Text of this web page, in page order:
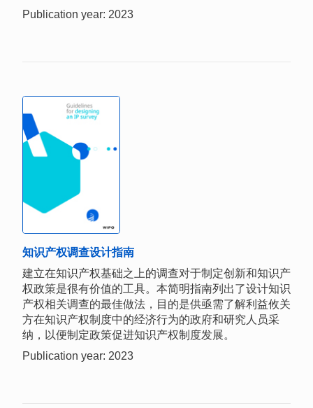
Publication year: 2023
知识产权调查设计指南
建立在知识产权基础之上的调查对于制定创新和知识产
权政策是很有价值的工具。本简明指南列出了设计知识
产权相关调查的最佳做法，目的是供亟需了解利益攸关
方在知识产权制度中的经济行为的政府和研究人员采
纳，以便制定政策促进知识产权制度发展。
Publication year: 2023